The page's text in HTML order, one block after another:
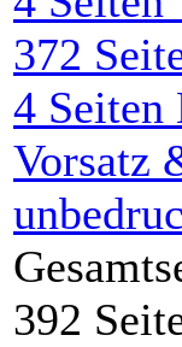
372
4 Seiten
Vorsatz
392